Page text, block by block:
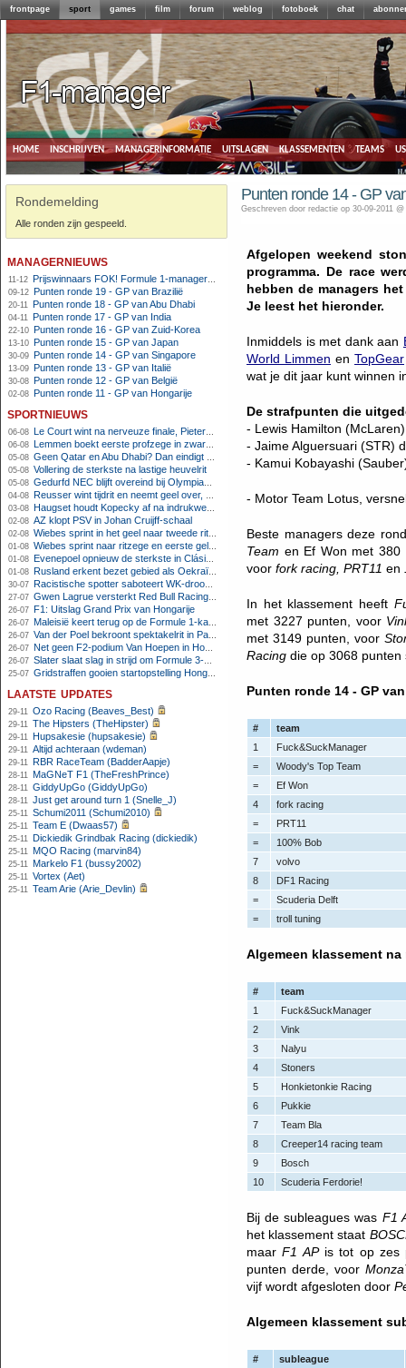
frontpage sport games film forum weblog fotoboek chat
home inschrijven managerinformatie uitslagen klassementen teams
Rondemelding
Alle ronden zijn gespeeld.
managernieuws
11-12 Prijswinnaars FOK! Formule 1-manager 2011
09-12 Punten ronde 19 - GP van Brazilië
20-11 Punten ronde 18 - GP van Abu Dhabi
04-11 Punten ronde 17 - GP van India
22-10 Punten ronde 16 - GP van Zuid-Korea
13-10 Punten ronde 15 - GP van Japan
30-09 Punten ronde 14 - GP van Singapore
13-09 Punten ronde 13 - GP van Italië
30-08 Punten ronde 12 - GP van België
02-08 Punten ronde 11 - GP van Hongarije
sportnieuws
06-08 Le Court wint na nerveuze finale, Pieterse derde
06-08 Lemmen boekt eerste profzege in zware Ronde van Polen-rit
05-08 Geen Qatar en Abu Dhabi? Dan eindigt Formule 1-seizoen mogelijk in Europa
05-08 Vollering de sterkste na lastige heuvelrit
05-08 Gedurfd NEC blijft overeind bij Olympiakos
04-08 Reusser wint tijdrit en neemt geel over, Nooijen knap tweede
03-08 Haugset houdt Kopecky af na indrukwekkende solo van 86 kilometer
02-08 AZ klopt PSV in Johan Cruijff-schaal
02-08 Wiebes sprint in het geel naar tweede ritzege
01-08 Wiebes sprint naar ritzege en eerste gele trui in Tour Femmes
01-08 Evenepoel opnieuw de sterkste in Clásica San Sebastián
01-08 Rusland erkent bezet gebied als Oekraïens voor opheffing IOC-schorsing
30-07 Racistische spotter saboteert WK-droom van powerliftster
27-07 Gwen Lagrue versterkt Red Bull Racing vanaf 2027
26-07 F1: Uitslag Grand Prix van Hongarije
26-07 Maleisië keert terug op de Formule 1-kalender in 2026
26-07 Van der Poel bekroont spektakelrit in Parijs met nipte zege; eindzege Pogacar
26-07 Net geen F2-podium Van Hoepen in Hongarije, Leon maakt indruk
26-07 Slater slaat slag in strijd om Formule 3-kampioenschap op Hungaroring
25-07 Gridstraffen gooien startopstelling Hongaarse Grand Prix flink overhoop
laatste updates
29-11 Ozo Racing (Beaves_Best)
29-11 The Hipsters (TheHipster)
29-11 Hupsakesie (hupsakesie)
29-11 Altijd achteraan (wdeman)
29-11 RBR RaceTeam (BadderAapje)
28-11 MaGNeT F1 (TheFreshPrince)
28-11 GiddyUpGo (GiddyUpGo)
28-11 Just get around turn 1 (Snelle_J)
25-11 Schumi2011 (Schumi2010)
25-11 Team E (Dwaas57)
25-11 Dickiedik Grindbak Racing (dickiedik)
25-11 MQO Racing (marvin84)
25-11 Markelo F1 (bussy2002)
25-11 Vortex (Aet)
25-11 Team Arie (Arie_Devlin)
Punten ronde 14 - GP
Geschreven door redactie op 30-09-2011
Afgelopen weekend
programma. De race
hebben de managers
Je leest het hieronder.
Inmiddels is met dank aan
World Limmen en TopGear
wat je dit jaar kunt winnen
De strafpunten die
- Lewis Hamilton
- Jaime Alguersuari (STR)
- Kamui Kobayashi
- Motor Team Lotus,
Beste managers deze
Team en Ef Won met 380
voor fork racing, PRT11 en
In het klassement heeft
met 3227 punten, voor
met 3149 punten, voor
Racing die op 3068 punten
Punten ronde 14 - GP
#
team
1
Fuck&SuckManager
=
Woody's Top Team
=
Ef Won
4
fork racing
=
PRT11
=
100% Bob
7
volvo
8
DF1 Racing
=
Scuderia Delft
=
troll tuning
Algemeen klassement na
#
team
1
Fuck&SuckManager
2
Vink
3
Nalyu
4
Stoners
5
Honkietonkie Racing
6
Pukkie
7
Team Bla
8
Creeper14 racing team
9
Bosch
10
Scuderia Ferdorie!
Bij de subleagues was F1
het klassement staat
maarF1 APis tot op zes
punten derde, voor
vijf wordt afgesloten door
Algemeen klassement
#
subleague